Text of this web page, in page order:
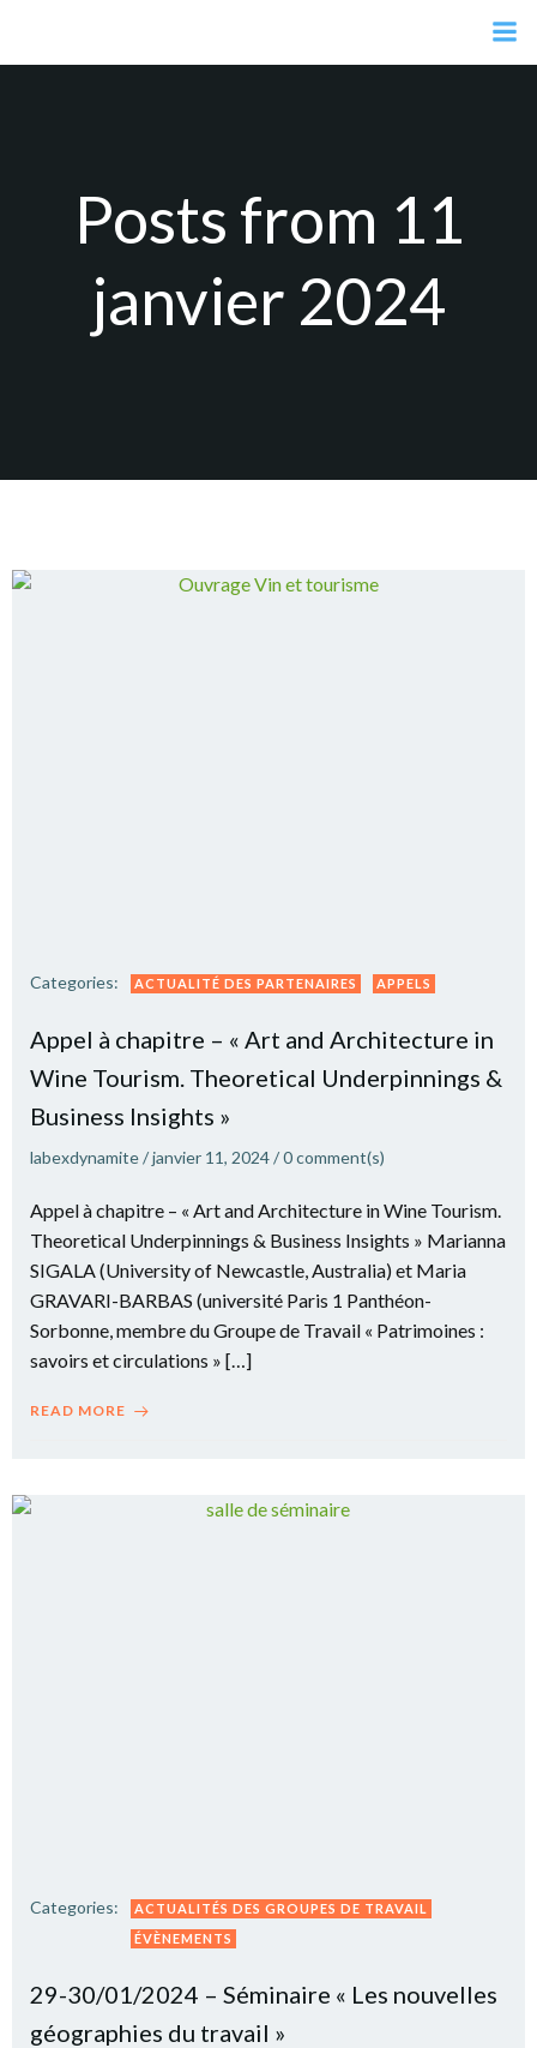
contenu
Posts from 11
janvier 2024
Categories: ACTUALITÉ DES PARTENAIRES APPELS
Appel à chapitre – « Art and Architecture in
Wine Tourism. Theoretical Underpinnings &
Business Insights »
labexdynamite/janvier 11, 2024/0comment(s)
Appel à chapitre – « Art and Architecture in Wine Tourism.
Theoretical Underpinnings & Business Insights » Marianna
SIGALA (University of Newcastle, Australia) et Maria
GRAVARI-BARBAS (université Paris 1 Panthéon-
Sorbonne, membre du Groupe de Travail « Patrimoines :
savoirs et circulations » […]
READ MORE
Categories:
ACTUALITÉS DES GROUPES DE TRAVAIL
ÉVÈNEMENTS
29-30/01/2024 – Séminaire « Les nouvelles
géographies du travail »